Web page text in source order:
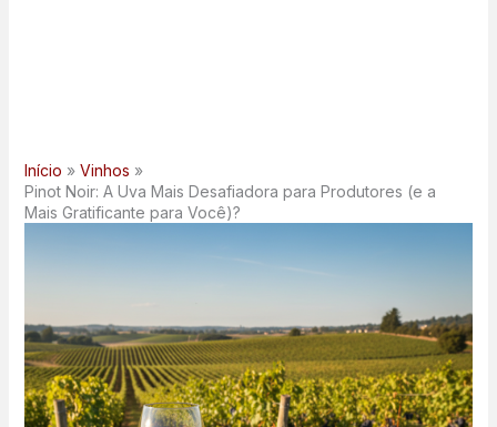
Início
Vinhos
Pinot Noir: A Uva Mais Desafiadora para Produtores (e a
Mais Gratificante para Você)?